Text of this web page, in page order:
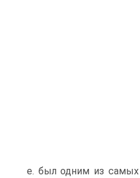
е. был одним из